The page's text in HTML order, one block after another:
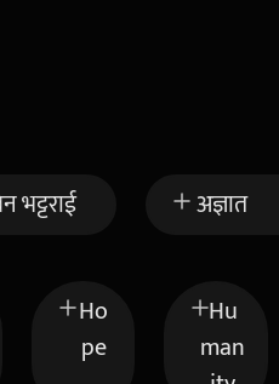
भट्टराई अज्ञात
Ho
pe
Hu
man